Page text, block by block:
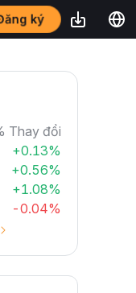
ký
Thay đổi
+0.13%
+0.56%
+1.08%
-0.04%